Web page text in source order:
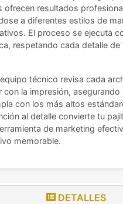
ofrecen resultados
a diferentes estilos de
El proceso se ejecuta
respetando cada detalle de
técnico revisa cada
con la impresión, asegurando
con los más altos
al detalle convierte tu
de marketing
memorable.
DETALLES